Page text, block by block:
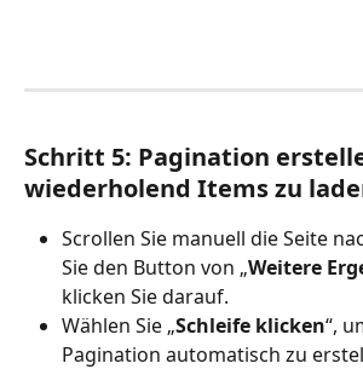
Schritt 5: Pagination
wiederholend Items zu
Scrollen Sie manuell die Seite
Sie den Button von „Weitere
klicken Sie darauf.
Wählen Sie „Schleife klicken“,
Pagination automatisch zu